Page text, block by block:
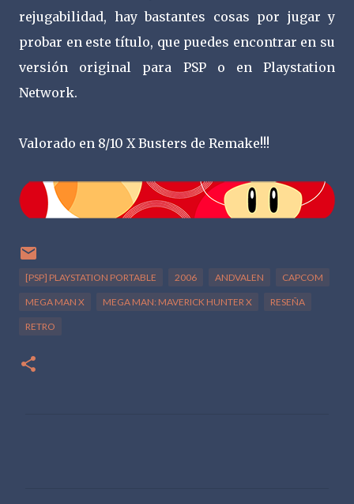
rejugabilidad, hay bastantes cosas por jugar y
probar en este título, que puedes encontrar en su
versión original para PSP o en Playstation
Network.
Valorado en 8/10 X Busters de Remake!!!
[PSP] PLAYSTATION PORTABLE 2006 ANDVALEN CAPCOM
MEGA MAN X MEGA MAN: MAVERICK HUNTER X RESEÑA
RETRO